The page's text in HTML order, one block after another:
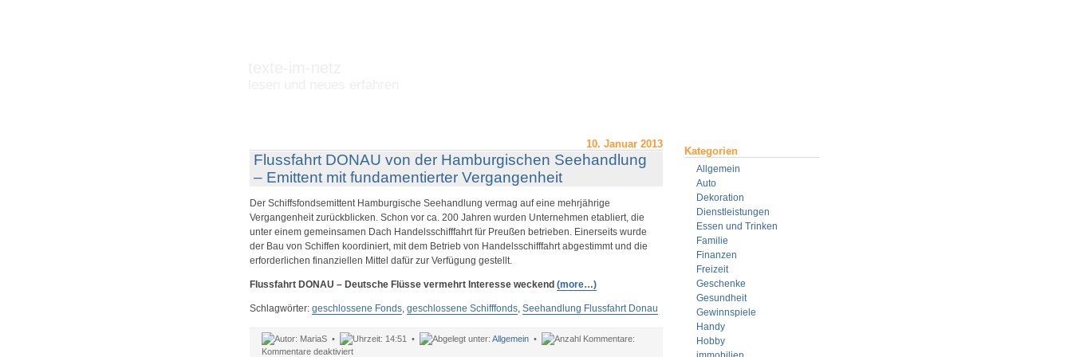
Kategorien
Allgemein
Auto
Dekoration
Dienstleistungen
Essen und Trinken
Familie
Finanzen
Freizeit
Geschenke
Gesundheit
Gewinnspiele
Handy
Hobby
10. Januar 2013
Flussfahrt DONAU von der Hamburgischen Seehandlung
– Emittent mit fundamentierter Vergangenheit
Der Schiffsfondsemittent Hamburgische Seehandlung vermag auf eine mehrjährige
Vergangenheit zurückblicken. Schon vor ca. 200 Jahren wurden Unternehmen etabliert, die
unter einem gemeinsamen Dach Handelsschifffahrt für Preußen betrieben. Einerseits wurde
der Bau von Schiffen koordiniert, mit dem Betrieb von Handelsschifffahrt abgestimmt und die
erforderlichen finanziellen Mittel dafür zur Verfügung gestellt.
Flussfahrt DONAU – Deutsche Flüsse vermehrt Interesse weckend (more…)
Schlagwörter: geschlossene Fonds, geschlossene Schifffonds, Seehandlung Flussfahrt Donau
MariaS • 14:51 • Allgemein•
Kommentare deaktiviertfür